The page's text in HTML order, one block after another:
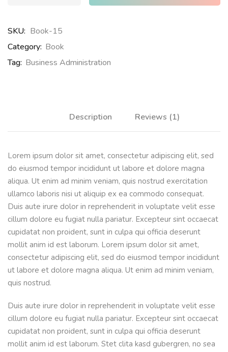
SKU: Book-15
Category: Book
Tag: Business Administration
Description Reviews (1)
Lorem ipsum dolor sit amet, consectetur adipiscing elit, sed
do eiusmod tempor incididunt ut labore et dolore magna
aliqua. Ut enim ad minim veniam, quis nostrud exercitation
ullamco laboris nisi ut aliquip ex ea commodo consequat.
Duis aute irure dolor in reprehenderit in voluptate velit esse
cillum dolore eu fugiat nulla pariatur. Excepteur sint occaecat
cupidatat non proident, sunt in culpa qui officia deserunt
mollit anim id est laborum. Lorem ipsum dolor sit amet,
consectetur adipiscing elit, sed do eiusmod tempor incididunt
ut labore et dolore magna aliqua. Ut enim ad minim veniam,
quis nostrud.
Duis aute irure dolor in reprehenderit in voluptate velit esse
cillum dolore eu fugiat nulla pariatur. Excepteur sint occaecat
cupidatat non proident, sunt in culpa qui officia deserunt
mollit anim id est laborum. Stet clita kasd gubergren, no sea